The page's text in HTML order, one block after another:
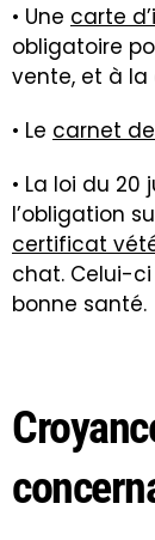
• Une carte
obligatoire
vente, et à
• Le carnet
• La loi du
l’obligation
certificat
chat. Celui-
bonne santé.